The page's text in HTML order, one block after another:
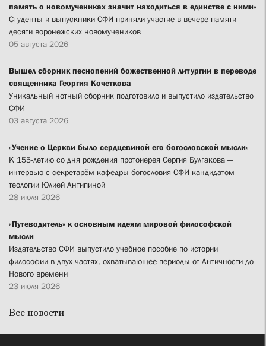
память о новомучениках значит находиться в единстве с ними»
Студенты и выпускники СФИ приняли участие в вечере памяти
десяти воронежских новомучеников
05 августа 2026
Вышел сборник песнопений божественной литургии в переводе
священника Георгия Кочеткова
Уникальный нотный сборник подготовило и выпустило издательство
СФИ
03 августа 2026
«Учение о Церкви было сердцевиной его богословской мысли»
К 155-летию со дня рождения протоиерея Сергия Булгакова —
интервью с секретарём кафедры богословия СФИ кандидатом
теологии Юлией Антипиной
28 июля 2026
«Путеводитель» к основным идеям мировой философской
мысли
Издательство СФИ выпустило учебное пособие по истории
философии в двух частях, охватывающее периоды от Античности до
Нового времени
23 июля 2026
Все новости